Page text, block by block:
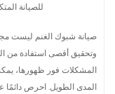
للصيانة
صيانة شبوك الغنم ليست
وتحقيق أقصى استفادة من
المشكلات فور ظهورها،
المدى الطويل. احرص دائمًا